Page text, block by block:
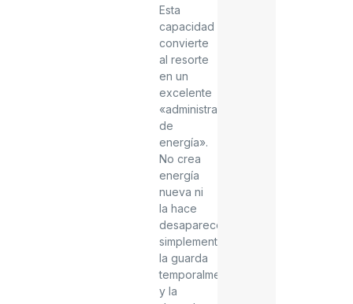
Esta
capacidad
convierte
al resorte
en un
excelente
«administrador
de
energía».
No crea
energía
nueva ni
la hace
desaparecer;
simplemente
la guarda
temporalmente
y la